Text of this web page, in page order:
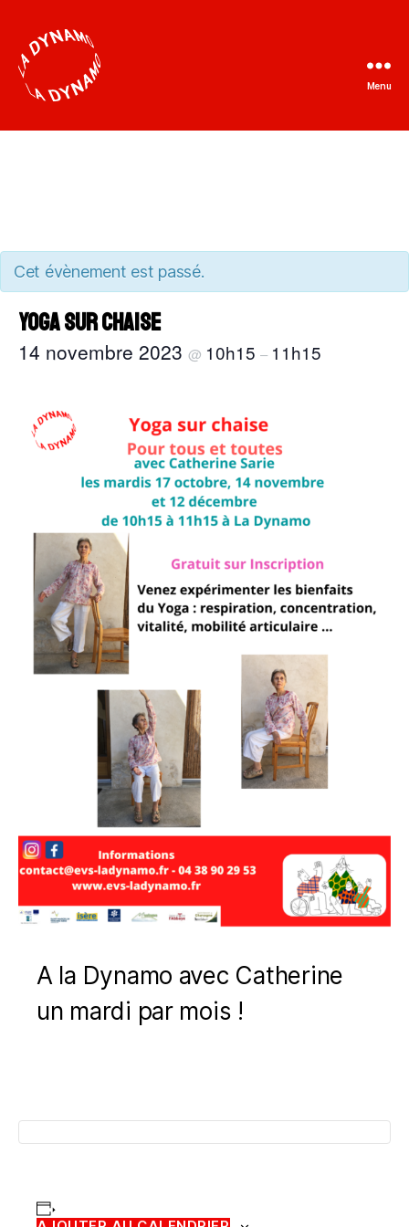
Dynamo
Menu
Cet évènement est passé.
Yoga sur chaise
14 novembre 2023 @ 10h15 – 11h15
A la Dynamo avec Catherine
un mardi par mois !